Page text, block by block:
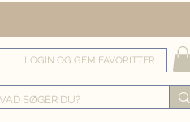
LOGIN OG GEM FAVORITTER